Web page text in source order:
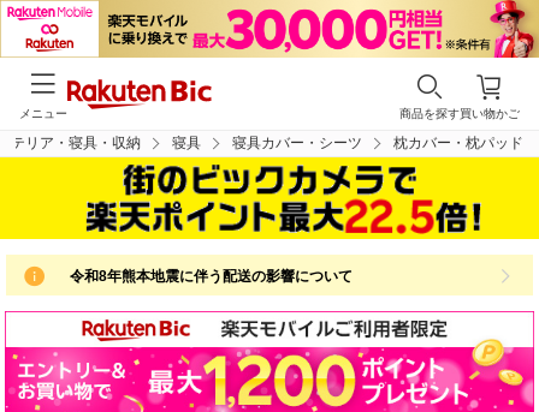
買い物かご
商品を探す
メニュー
テリア・寝具・収納 寝具 寝具カバー・シーツ 枕カバー・枕パッド
令和8年熊本地震に伴う配送の影響について